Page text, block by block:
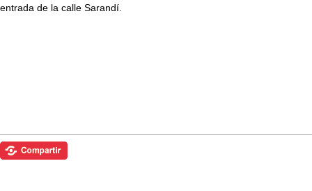
entrada de la calle Sarandí.